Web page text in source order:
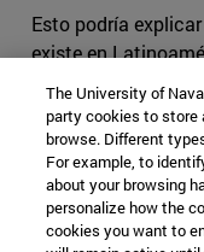
Esto podría
existe en
las relaciones con
Latinobarómetro
67%, siete puntos
la Administración
encuesta muestra
uno de los países
The University of
party cookies to store
browse. Different
For example, to
about your browsing
personalize how the
cookies you want to